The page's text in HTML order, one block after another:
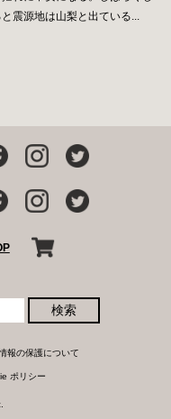
震源地は山梨と出ている...
検索
報の保護について
ポリシー